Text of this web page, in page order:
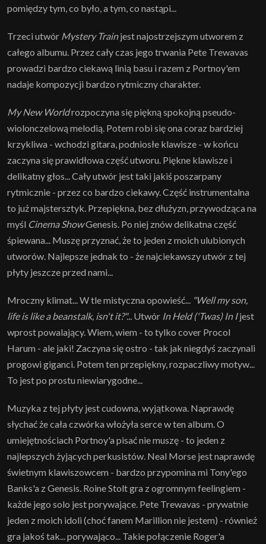
pomiędzy tym, co było, a tym, co nastąpi...
Trzeci utwór Mystery Trainjest najostrzejszym utworem z
całego albumu. Przez cały czas jego trwania Pete Trewavas
prowadzi bardzo ciekawą linią basu i razem z Portnoy'em
nadaje kompozycji bardzo rytmiczny charakter.
My New Worldrozpoczyna się piękną spokojną pseudo-
wiolonczelową melodią. Potem robi się ona coraz bardziej
krzykliwa - wchodzi gitara, podniosłe klawisze - w końcu
zaczyna się prawidłowa część utworu. Piękne klawisze i
delikatny głos... Cały utwór jest taki jakiś poszarpany
rytmicznie - przez co bardzo ciekawy. Część instrumentalna
to już majstersztyk. Przepiękna, bez dłużyzn, przywodząca na
myśl Cinema ShowGenesis. Po niej znów delikatna część
śpiewana... Muszę przyznać, że to jeden z moich ulubionych
utworów. Najlepsze jednak to - że najciekawszy utwór z tej
płyty jeszcze przed nami...
Mroczny klimat... W tle mistyczna opowieść...
"Well my son,
life is like a beanstalk, isn't it?"... Utwór In Held ('Twas) In Ijest
wprost powalający. Wiem, wiem - to tylko cover Procol
Harum - ale jaki! Zaczyna się ostro - tak jak niegdyś zaczynali
progowi giganci. Potem ten przepiękny, rozpaczliwy motyw...
To jest po prostu niewiarygodne...
Muzyka z tej płyty jest cudowna, wyjątkowa. Naprawdę
słychać że cała czwórka włożyła serce w ten album. O
umiejętnościach Portnoy'a pisać nie muszę - to jeden z
najlepszych żyjących perkusistów. Neal Morse jest naprawdę
świetnym klawiszowcem - bardzo przypomina mi Tony'ego
Banks'a z Genesis. Roine Stolt gra z ogromnym feelingiem -
każde jego solo jest porywające. Pete Trewavas - prywatnie
jeden z moich idoli (choć fanem Marillion nie jestem) - również
gra jakoś tak... porywająco... Takie połączenie Roger'a